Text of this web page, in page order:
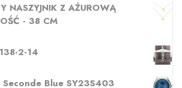
NASZYJNIK Z AŻUROWĄ
- 38 CM
2-14
Blue SY23S403